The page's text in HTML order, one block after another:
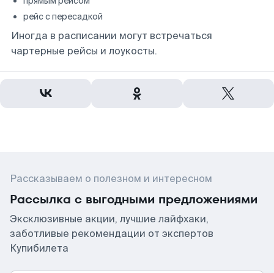
рейс с пересадкой
Иногда в расписании могут встречаться
чартерные рейсы и лоукосты.
Рассказываем о полезном и интересном
Рассылка с выгодными предложениями
Эксклюзивные акции, лучшие лайфхаки,
заботливые рекомендации от экспертов
Купибилета